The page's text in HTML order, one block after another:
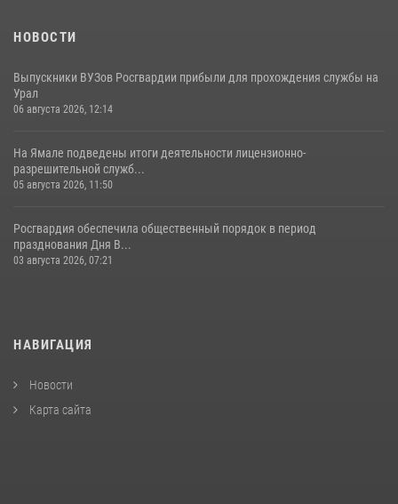
НОВОСТИ
Выпускники ВУЗов Росгвардии прибыли для прохождения службы на
Урал
06 августа 2026, 12:14
На Ямале подведены итоги деятельности лицензионно-
разрешительной служб...
05 августа 2026, 11:50
Росгвардия обеспечила общественный порядок в период
празднования Дня В...
03 августа 2026, 07:21
НАВИГАЦИЯ
Новости
Карта сайта